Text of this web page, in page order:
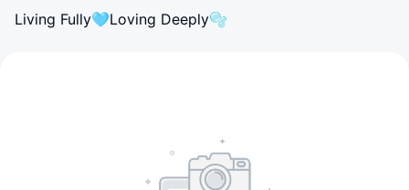
Living Fully🩵Loving Deeply🫧